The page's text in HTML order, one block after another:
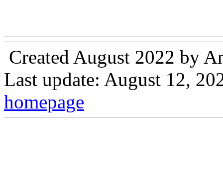
Created August 2022 by
Last update: August 12,
homepage